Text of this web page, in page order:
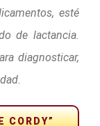
esté
de lactancia.
diagnosticar,
CORDY”